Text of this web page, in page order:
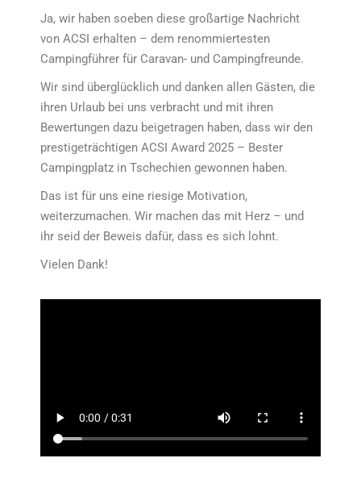
Ja, wir haben soeben diese großartige Nachricht
von ACSI erhalten – dem renommiertesten
Campingführer für Caravan- und Campingfreunde.
Wir sind überglücklich und danken allen Gästen, die
ihren Urlaub bei uns verbracht und mit ihren
Bewertungen dazu beigetragen haben, dass wir den
prestigeträchtigen ACSI Award 2025 – Bester
Campingplatz in Tschechien gewonnen haben.
Das ist für uns eine riesige Motivation,
weiterzumachen. Wir machen das mit Herz – und
ihr seid der Beweis dafür, dass es sich lohnt.
Vielen Dank!